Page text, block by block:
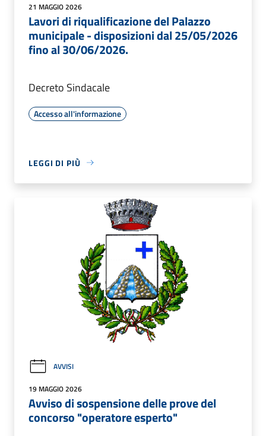
21 MAGGIO 2026
Lavori di riqualificazione del Palazzo
municipale - disposizioni dal 25/05/2026
fino al 30/06/2026.
Decreto Sindacale
Accesso all'informazione
LEGGI DI PIÙ
AVVISI
19 MAGGIO 2026
Avviso di sospensione delle prove del
concorso "operatore esperto"